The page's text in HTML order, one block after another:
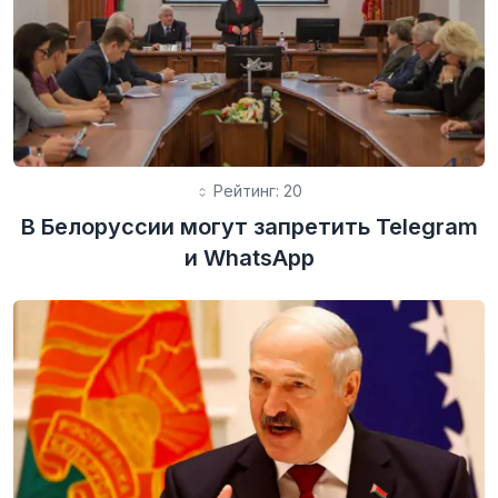
Рейтинг: 20
В Белоруссии могут запретить Telegram
и WhatsApp